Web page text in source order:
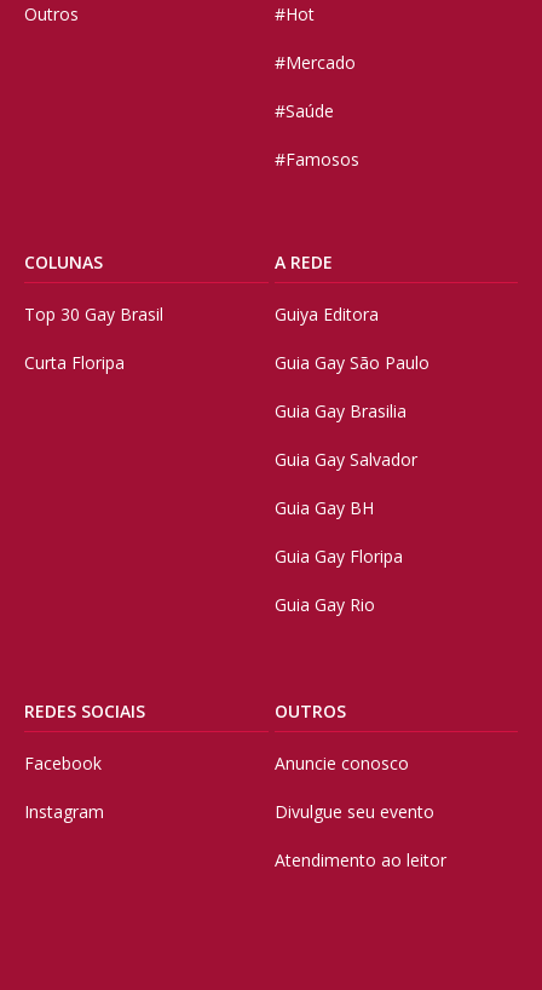
Outros #Hot
#Mercado
#Saúde
#Famosos
COLUNAS
Top 30 Gay Brasil
Curta Floripa
A REDE
Guiya Editora
Guia Gay São Paulo
Guia Gay Brasilia
Guia Gay Salvador
Guia Gay BH
Guia Gay Floripa
Guia Gay Rio
REDES SOCIAIS
Facebook
Instagram
OUTROS
Anuncie conosco
Divulgue seu evento
Atendimento ao leitor